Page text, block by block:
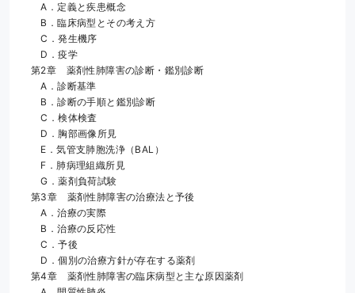
A．定義と疾患概念
B．臨床病型とその考え方
C．発生機序
D．疫学
第2章　薬剤性肺障害の診断・鑑別診断
A．診断基準
B．診断の手順と鑑別診断
C．検体検査
D．胸部画像所見
E．気管支肺胞洗浄（BAL）
F．肺病理組織所見
G．薬剤負荷試験
第3章　薬剤性肺障害の治療法と予後
A．治療の実際
B．治療の反応性
C．予後
D．個別の治療方針が存在する薬剤
第4章　薬剤性肺障害の臨床病型と主な原因薬剤